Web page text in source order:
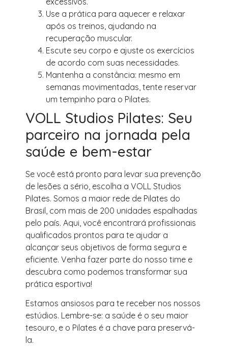
Use a prática para aquecer e relaxar
após os treinos, ajudando na
recuperação muscular.
Escute seu corpo e ajuste os exercícios
de acordo com suas necessidades.
Mantenha a constância: mesmo em
semanas movimentadas, tente reservar
um tempinho para o Pilates.
VOLL Studios Pilates: Seu
parceiro na jornada pela
saúde e bem-estar
Se você está pronto para levar sua prevenção
de lesões a sério, escolha a VOLL Studios
Pilates. Somos a maior rede de Pilates do
Brasil, com mais de 200 unidades espalhadas
pelo país. Aqui, você encontrará profissionais
qualificados prontos para te ajudar a
alcançar seus objetivos de forma segura e
eficiente. Venha fazer parte do nosso time e
descubra como podemos transformar sua
prática esportiva!
Estamos ansiosos para te receber nos nossos
estúdios. Lembre-se: a saúde é o seu maior
tesouro, e o Pilates é a chave para preservá-
la.